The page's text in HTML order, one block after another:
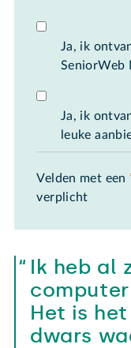
Ik heb al
Het is
dwars
Ja, ik
SeniorWeb
Ja, ik
leuke
Velden met een
verplicht